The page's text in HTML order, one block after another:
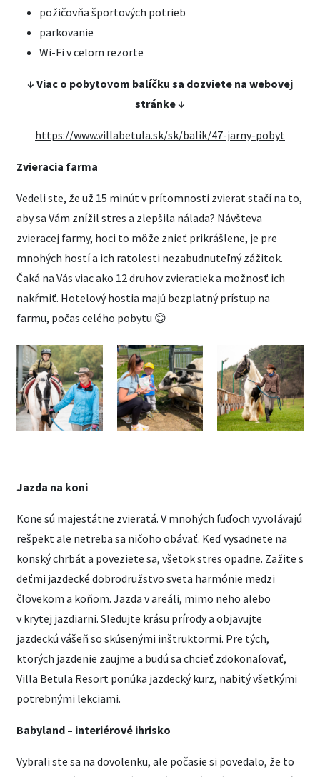
požičovňa športových potrieb
parkovanie
Wi-Fi v celom rezorte
↓ Viac o pobytovom balíčku sa dozviete na webovej
stránke ↓
https://www.villabetula.sk/sk/balik/47-jarny-pobyt
Zvieracia farma
Vedeli ste, že už 15 minút v prítomnosti zvierat stačí na to,
aby sa Vám znížil stres a zlepšila nálada? Návšteva
zvieracej farmy, hoci to môže znieť prikrášlene, je pre
mnohých hostí a ich ratolesti nezabudnuteľný zážitok.
Čaká na Vás viac ako 12 druhov zvieratiek a možnosť ich
nakŕmiť. Hotelový hostia majú bezplatný prístup na
farmu, počas celého pobytu 😊
Jazda na koni
Kone sú majestátne zvieratá. V mnohých ľuďoch vyvolávajú
rešpekt ale netreba sa ničoho obávať. Keď vysadnete na
konský chrbát a poveziete sa, všetok stres opadne. Zažite s
deťmi jazdecké dobrodružstvo sveta harmónie medzi
človekom a koňom. Jazda v areáli, mimo neho alebo
v krytej jazdiarni. Sledujte krásu prírody a objavujte
jazdeckú vášeň so skúsenými inštruktormi. Pre tých,
ktorých jazdenie zaujme a budú sa chcieť zdokonaľovať,
Villa Betula Resort ponúka jazdecký kurz, nabitý všetkými
potrebnými lekciami.
Babyland – interiérové ihrisko
Vybrali ste sa na dovolenku, ale počasie si povedalo, že to